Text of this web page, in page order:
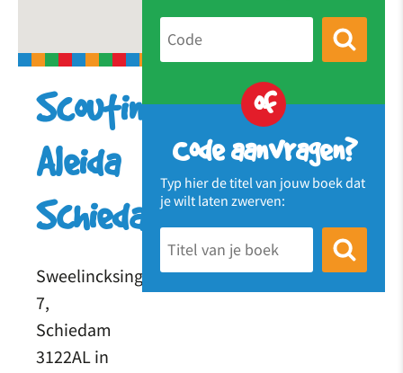
of
Code aanvragen?
Typ hier de titel van jouw boek dat
je wilt laten zwerven:
Scouting
Aleida
Schiedam
Sweelincksingel
7,
Schiedam
3122AL in